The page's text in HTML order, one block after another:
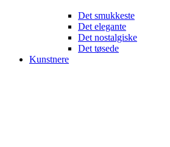
Det smukkeste
Det elegante
Det nostalgiske
Det tøsede
Kunstnere